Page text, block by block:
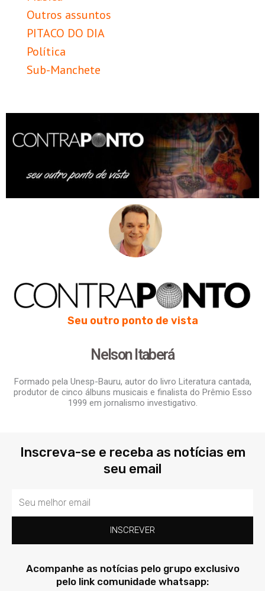
Outros assuntos
PITACO DO DIA
Política
Sub-Manchete
Seu outro ponto de vista
Nelson Itaberá
Formado pela Unesp-Bauru, autor do livro Literatura cantada,
produtor de cinco álbuns musicais e finalista do Prêmio Esso
1999 em jornalismo investigativo.
Inscreva-se e receba as notícias em
seu email
Email
INSCREVER
Acompanhe as notícias pelo grupo exclusivo
pelo link comunidade whatsapp: